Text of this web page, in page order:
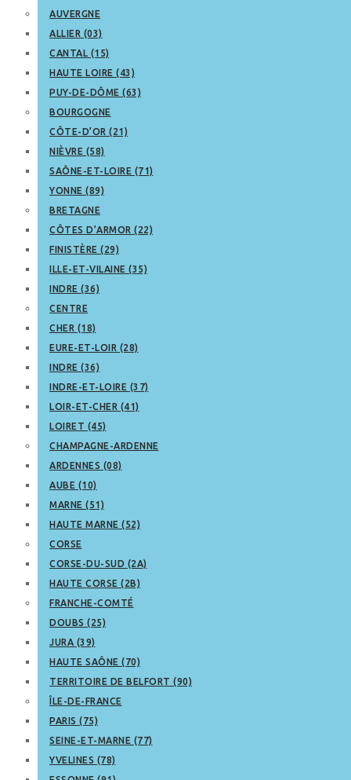
AUVERGNE
ALLIER (03)
CANTAL (15)
HAUTE LOIRE (43)
PUY-DE-DÔME (63)
BOURGOGNE
CÔTE-D’OR (21)
NIÈVRE (58)
SAÔNE-ET-LOIRE (71)
YONNE (89)
BRETAGNE
CÔTES D’ARMOR (22)
FINISTÈRE (29)
ILLE-ET-VILAINE (35)
INDRE (36)
CENTRE
CHER (18)
EURE-ET-LOIR (28)
INDRE (36)
INDRE-ET-LOIRE (37)
LOIR-ET-CHER (41)
LOIRET (45)
CHAMPAGNE-ARDENNE
ARDENNES (08)
AUBE (10)
MARNE (51)
HAUTE MARNE (52)
CORSE
CORSE-DU-SUD (2A)
HAUTE CORSE (2B)
FRANCHE-COMTÉ
DOUBS (25)
JURA (39)
HAUTE SAÔNE (70)
TERRITOIRE DE BELFORT (90)
ÎLE-DE-FRANCE
PARIS (75)
SEINE-ET-MARNE (77)
YVELINES (78)